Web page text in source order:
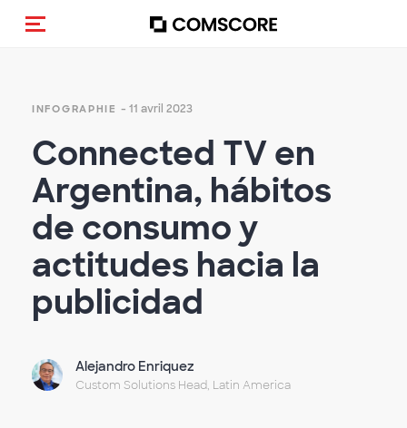
(Des)activer la navigation
INFOGRAPHIE - 11 avril 2023
Connected TV en
Argentina, hábitos
de consumo y
actitudes hacia la
publicidad
Alejandro Enriquez
Custom Solutions Head, Latin America